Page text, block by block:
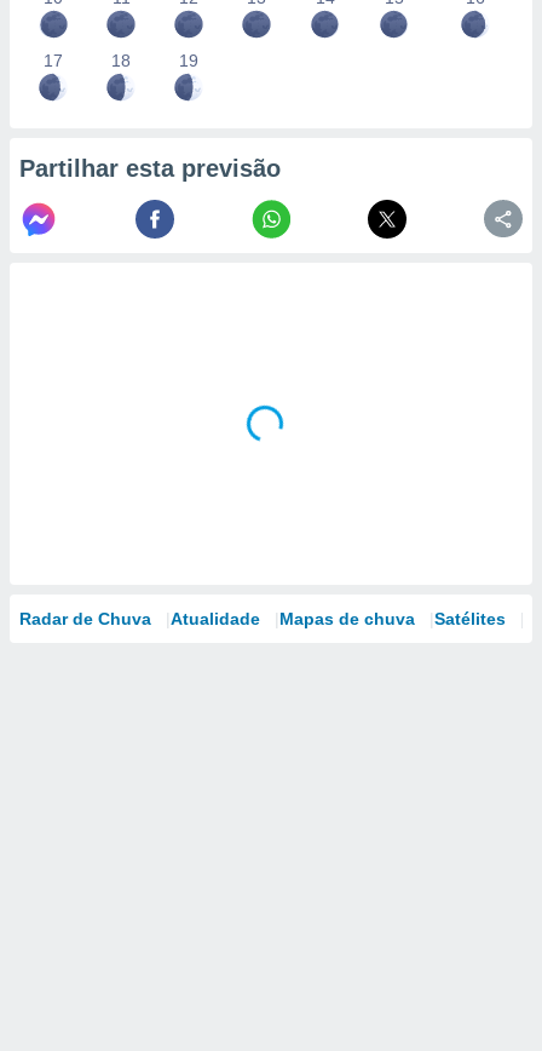
17 18 19
Partilhar esta previsão
Radar de Chuva Atualidade Mapas de chuva Satélites